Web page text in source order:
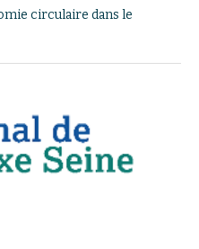
circulaire dans le